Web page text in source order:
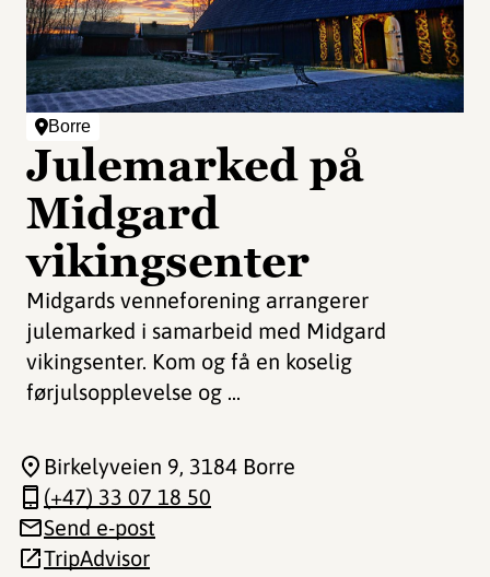
Borre
Julemarked på
Midgard
vikingsenter
Midgards venneforening arrangerer
julemarked i samarbeid med Midgard
vikingsenter. Kom og få en koselig
førjulsopplevelse og ...
Birkelyveien 9, 3184 Borre
(+47) 33 07 18 50
Send e-post
TripAdvisor